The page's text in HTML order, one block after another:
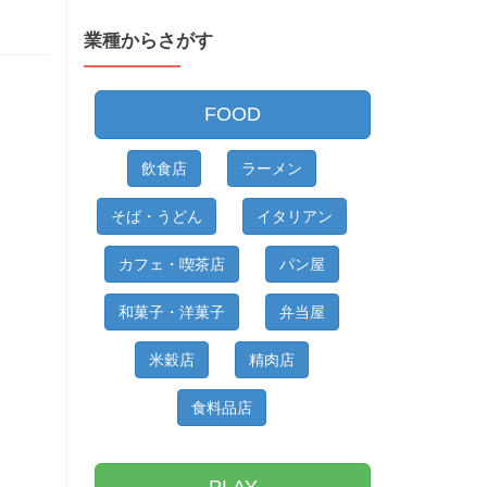
ら
さ
が
業種からさがす
FOOD
飲食店 ラーメン
そば・うどん イタリアン
カフェ・喫茶店 パン屋
和菓子・洋菓子 弁当屋
米穀店 精肉店
食料品店